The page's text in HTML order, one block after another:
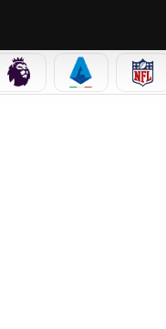
PREMIER LEAGUE
SERIE A NFL